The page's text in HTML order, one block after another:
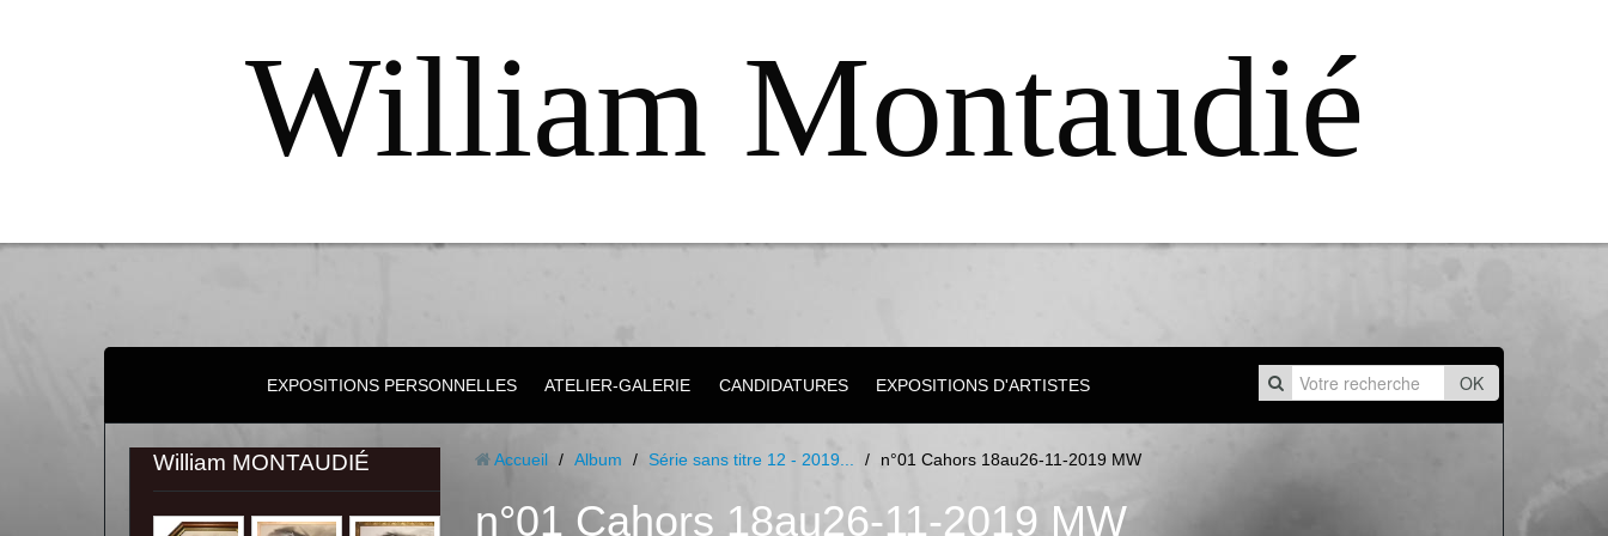
William Montaudié
OK
EXPOSITIONS PERSONNELLES ATELIER-GALERIE CANDIDATURES EXPOSITIONS D'ARTISTES
William MONTAUDIÉ Accueil / Album / Série sans titre 12 - 2019... / n°01 Cahors 18au26-11-2019 MW
n°01 Cahors 18au26-11-2019 MW